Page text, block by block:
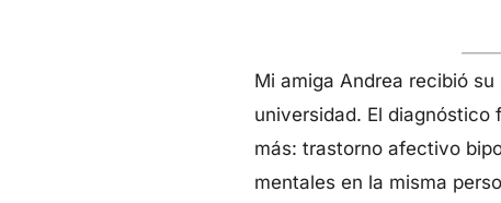
Mi amiga Andrea recibió
universidad. El diagnóstico
más: trastorno afectivo
mentales en la misma